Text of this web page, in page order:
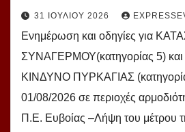
31 ΙΟΥΛΊΟΥ 2026
Ενημέρωση και οδηγίες για
ΣΥΝΑΓΕΡΜΟΥ(κατηγορίας 5)
ΚΙΝΔΥΝΟ ΠΥΡΚΑΓΙΑΣ
01/08/2026 σε περιοχές
Π.Ε. Ευβοίας –Λήψη του μέτρου